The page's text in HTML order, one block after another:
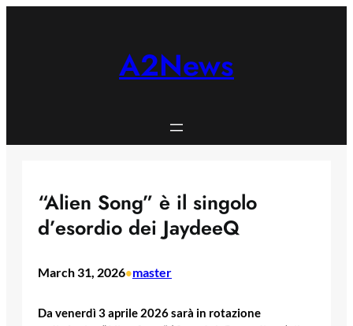
A2News
“Alien Song” è il singolo
d’esordio dei JaydeeQ
March 31, 2026•master
Da venerdì 3 aprile 2026 sarà in rotazione